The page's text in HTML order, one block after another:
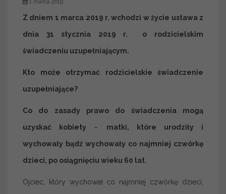
1 marca 2019
Z dniem 1 marca 2019 r. wchodzi w życie ustawa z
dnia 31 stycznia 2019 r. o rodzicielskim
świadczeniu uzupełniającym.
Kto może otrzymać rodzicielskie świadczenie
uzupełniające?
Co do zasady prawo do świadczenia mogą
uzyskać kobiety – matki, które urodziły i
wychowały bądź wychowały co najmniej czwórkę
dzieci, po osiągnięciu wieku 60 lat.
Ojciec, który wychował co najmniej czwórkę dzieci,